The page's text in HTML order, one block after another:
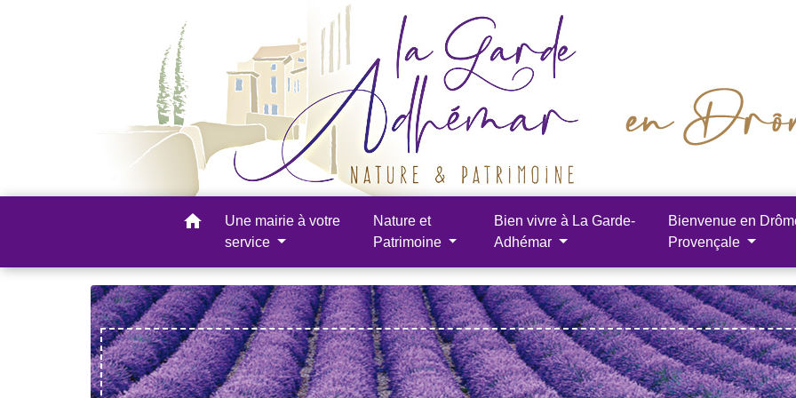
home
Une mairie à votre
service
Nature et
Patrimoine
Bien vivre à La Garde-
Adhémar
Bienvenue en
Provençale